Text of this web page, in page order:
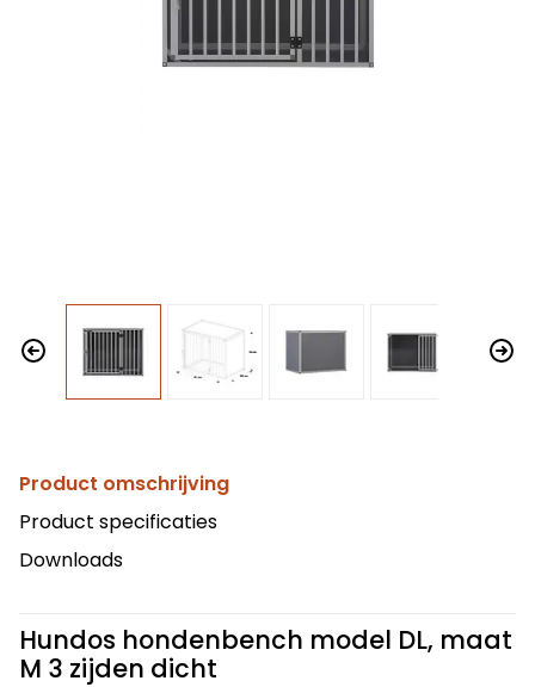
Product omschrijving
Product specificaties
Downloads
Hundos hondenbench model DL, maat
M 3 zijden dicht